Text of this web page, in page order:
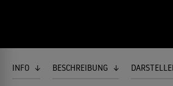
INFO BESCHREIBUNG